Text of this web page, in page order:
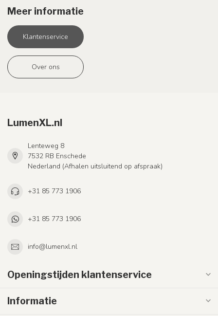
Meer informatie
Klantenservice
Over ons
LumenXL.nl
Lenteweg 8
7532 RB Enschede
Nederland (Afhalen uitsluitend op afspraak)
+31 85 773 1906
+31 85 773 1906
info@lumenxl.nl
Openingstijden klantenservice
Informatie